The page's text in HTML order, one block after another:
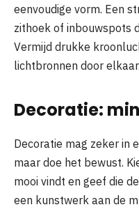
eenvoudige vorm. Een
zithoek of inbouwspots
Vermijd drukke
lichtbronnen door elkaar.
Decoratie:
Decoratie mag zeker in
maar doe het bewust.
mooi vindt en geef die
een kunstwerk aan de